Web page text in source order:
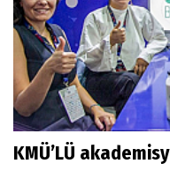
KMÜ’LÜ